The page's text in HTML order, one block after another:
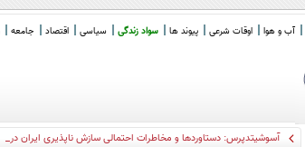
آب و هوا اوقات شرعی پیوند ها سواد زندگی سیاسی اقتصاد جامعه
آسوشیتدپرس: دستاوردها و مخاطرات احتمالی سازش ناپذیری ایران در